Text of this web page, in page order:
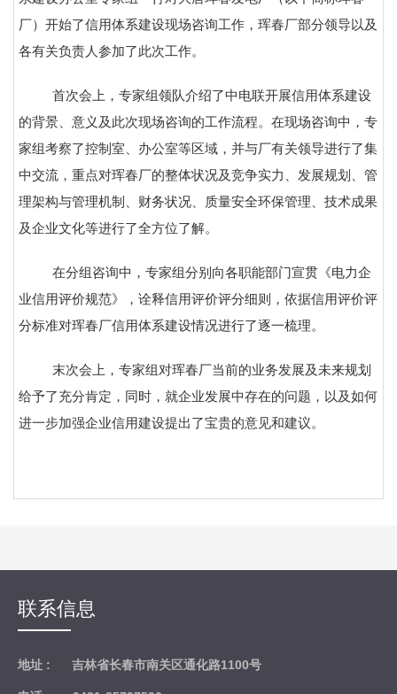
厂）开始了信用体系建设现场咨询工作，珲春厂部分领导以及
各有关负责人参加了此次工作。
首次会上，专家组领队介绍了中电联开展信用体系建设
的背景、意义及此次现场咨询的工作流程。在现场咨询中，专
家组考察了控制室、办公室等区域，并与厂有关领导进行了集
中交流，重点对珲春厂的整体状况及竞争实力、发展规划、管
理架构与管理机制、财务状况、质量安全环保管理、技术成果
及企业文化等进行了全方位了解。
在分组咨询中，专家组分别向各职能部门宣贯《电力企
业信用评价规范》，诠释信用评价评分细则，依据信用评价评
分标准对珲春厂信用体系建设情况进行了逐一梳理。
末次会上，专家组对珲春厂当前的业务发展及未来规划
给予了充分肯定，同时，就企业发展中存在的问题，以及如何
进一步加强企业信用建设提出了宝贵的意见和建议。
联系信息
地址 : 吉林省长春市南关区通化路1100号